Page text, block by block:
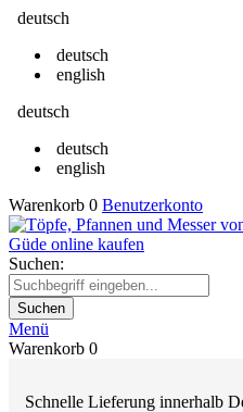
deutsch
deutsch
english
deutsch
deutsch
english
Warenkorb 0 Benutzerkonto
Suchen:
Suchen
Menü
Warenkorb 0
Schnelle Lieferung innerhalb